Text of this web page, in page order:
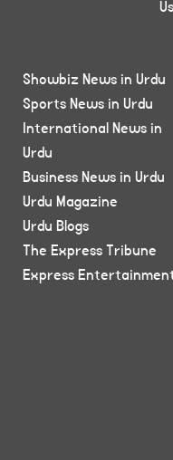
Us
Showbiz News in Urdu
Sports News in Urdu
International News in
Urdu
Business News in Urdu
Urdu Magazine
Urdu Blogs
The Express Tribune
Express